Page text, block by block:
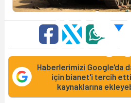
Haberlerimizi Google'da
için bianet'i tercih
kaynaklarına